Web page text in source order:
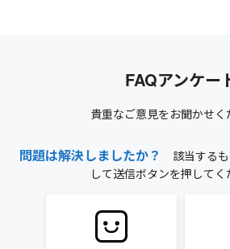
FAQアンケー
貴重なご意見をお聞かせく
問題は解決しましたか？
該当する
して送信ボタンを押してく